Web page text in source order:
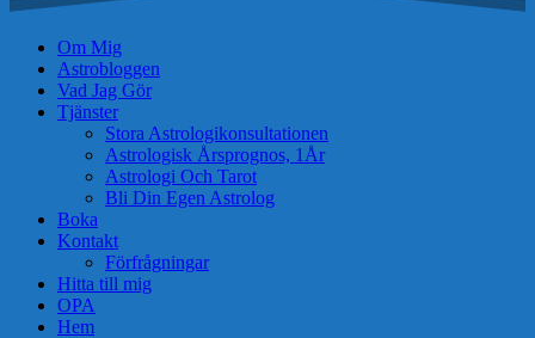
Om Mig
Astrobloggen
Vad Jag Gör
Tjänster
Stora Astrologikonsultationen
Astrologisk Årsprognos, 1År
Astrologi Och Tarot
Bli Din Egen Astrolog
Boka
Kontakt
Förfrågningar
Hitta till mig
OPA
Hem